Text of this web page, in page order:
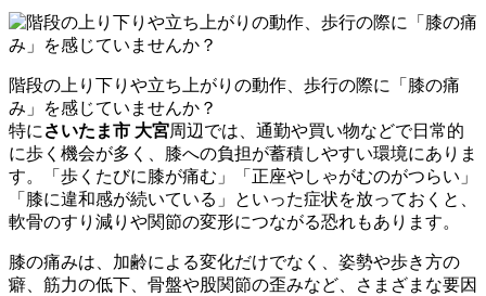
階段の上り下りや立ち上がりの動作、歩行の際に「膝の痛
み」を感じていませんか？
特に さいたま市 大宮周辺では、通勤や買い物などで日常的
に歩く機会が多く、膝への負担が蓄積しやすい環境にありま
す。「歩くたびに膝が痛む」「正座やしゃがむのがつらい」
「膝に違和感が続いている」といった症状を放っておくと、
軟骨のすり減りや関節の変形につながる恐れもあります。
膝の痛みは、加齢による変化だけでなく、姿勢や歩き方の
癖、筋力の低下、骨盤や股関節の歪みなど、さまざまな要因